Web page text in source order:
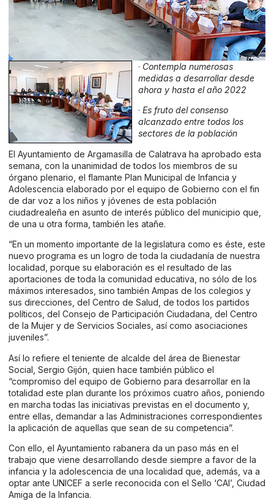
· Contempla numerosas
medidas a desarrollar desde
ahora y hasta el año 2022
· Es fruto del consenso
alcanzado entre todos los
sectores de la población
El Ayuntamiento de Argamasilla de Calatrava ha aprobado esta
semana, con la unanimidad de todos los miembros de su
órgano plenario, el flamante Plan Municipal de Infancia y
Adolescencia elaborado por el equipo de Gobierno con el fin
de dar voz a los niños y jóvenes de esta población
ciudadrealeña en asunto de interés público del municipio que,
de una u otra forma, también les atañe.
“En un momento importante de la legislatura como es éste, este
nuevo programa es un logro de toda la ciudadanía de nuestra
localidad, porque su elaboración es el resultado de las
aportaciones de toda la comunidad educativa, no sólo de los
máximos interesados, sino también Ampas de los colegios y
sus direcciones, del Centro de Salud, de todos los partidos
políticos, del Consejo de Participación Ciudadana, del Centro
de la Mujer y de Servicios Sociales, así como asociaciones
juveniles”.
Así lo refiere el teniente de alcalde del área de Bienestar
Social, Sergio Gijón, quien hace también público el
“compromiso del equipo de Gobierno para desarrollar en la
totalidad este plan durante los próximos cuatro años, poniendo
en marcha todas las iniciativas previstas en el documento y,
entre ellas, demandar a las Administraciones correspondientes
la aplicación de aquellas que sean de su competencia”.
Con ello, el Ayuntamiento rabanera da un paso más en el
trabajo que viene desarrollando desde siempre a favor de la
infancia y la adolescencia de una localidad que, además, va a
optar ante UNICEF a serle reconocida con el Sello ‘CAI’, Ciudad
Amiga de la Infancia.